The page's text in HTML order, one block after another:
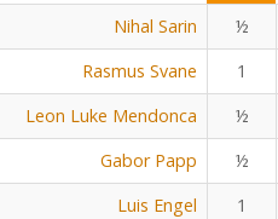
Nihal Sarin ½
Rasmus Svane 1
Leon Luke Mendonca ½
Gabor Papp ½
Luis Engel 1